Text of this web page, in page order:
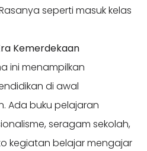
seperti masuk kelas
Kemerdekaan
ini menampilkan
di awal
Ada buku pelajaran
seragam sekolah,
kegiatan belajar mengajar